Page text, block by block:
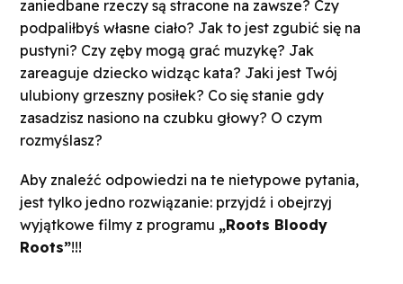
zaniedbane rzeczy są stracone na zawsze? Czy
podpaliłbyś własne ciało? Jak to jest zgubić się na
pustyni? Czy zęby mogą grać muzykę? Jak
zareaguje dziecko widząc kata? Jaki jest Twój
ulubiony grzeszny posiłek? Co się stanie gdy
zasadzisz nasiono na czubku głowy? O czym
rozmyślasz?
Aby znaleźć odpowiedzi na te nietypowe pytania,
jest tylko jedno rozwiązanie: przyjdź i obejrzyj
wyjątkowe filmy z programu „Roots Bloody
Roots”!!!